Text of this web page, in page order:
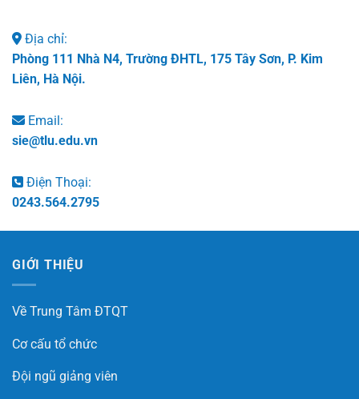
Địa chỉ:
Phòng 111 Nhà N4, Trường ĐHTL, 175 Tây Sơn, P. Kim
Liên, Hà Nội.
Email:
sie@tlu.edu.vn
Điện Thoại:
0243.564.2795
GIỚI THIỆU
Về Trung Tâm ĐTQT
Cơ cấu tổ chức
Đội ngũ giảng viên